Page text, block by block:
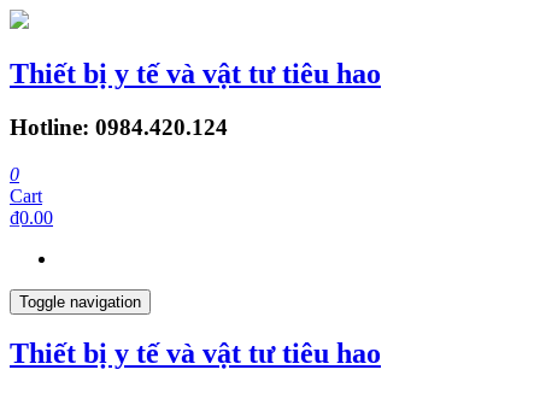
Thiết bị y tế và vật tư tiêu hao
Hotline: 0984.420.124
0
Cart
₫0.00
Toggle navigation
Thiết bị y tế và vật tư tiêu hao